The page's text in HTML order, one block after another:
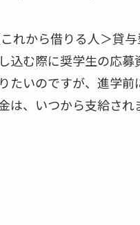
これから借りる人＞貸
込む際に奨学生の応募
いのですが、進学前
、いつから支給され